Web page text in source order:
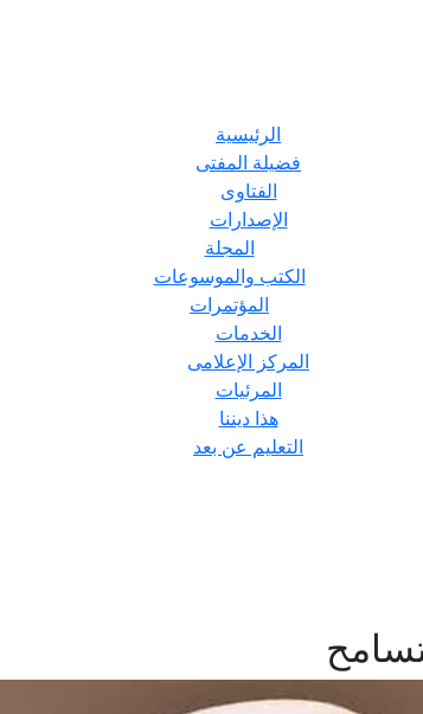
الرئيسية
فضيلة المفتى
الفتاوى
الإصدارات
المجلة
الكتب والموسوعات
المؤتمرات
الخدمات
المركز الإعلامى
المرئيات
هذا ديننا
التعليم عن بعد